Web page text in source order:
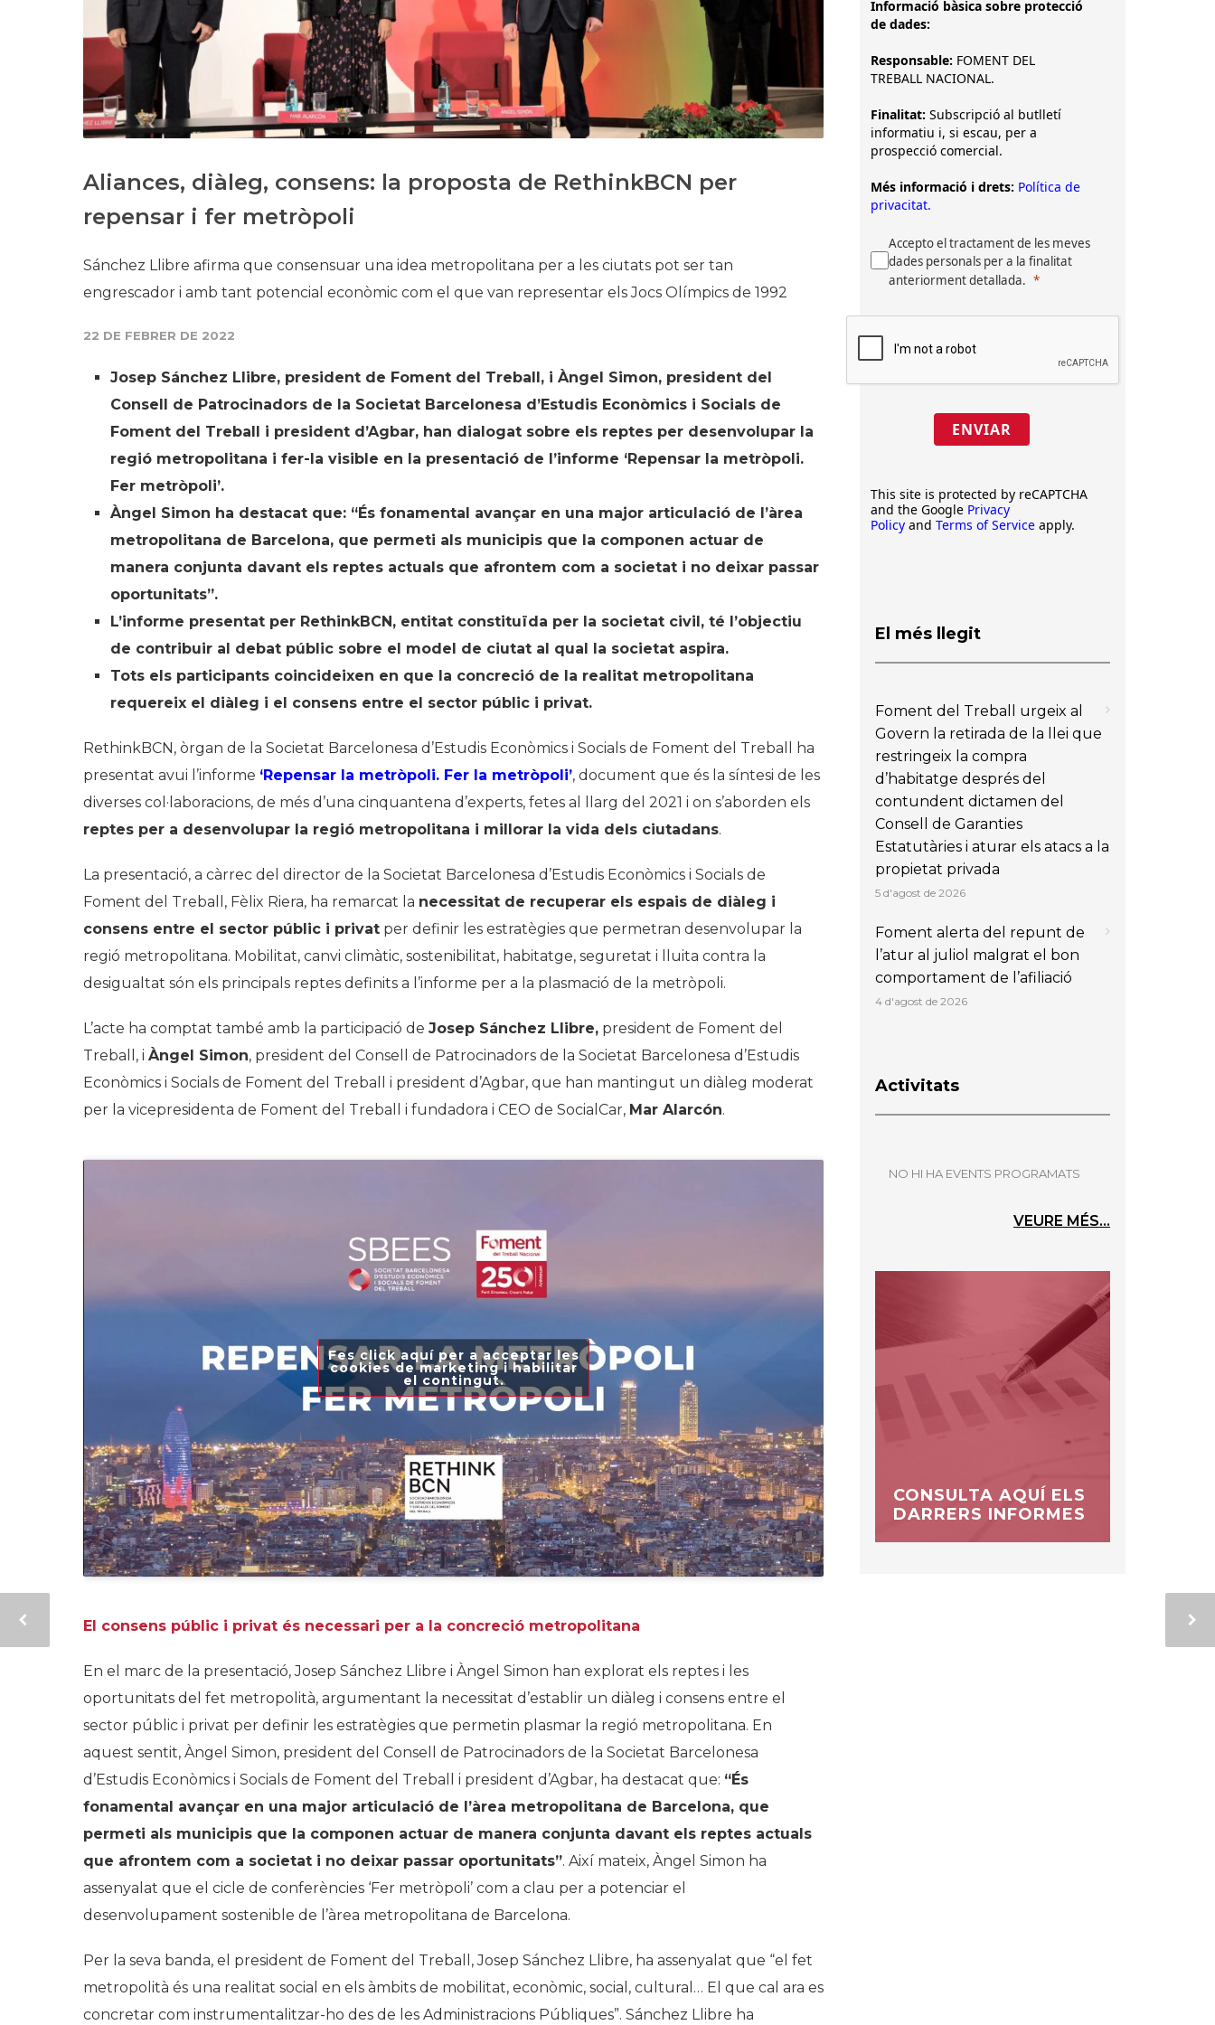
Història
Galeria de Presidents
Biblioteca Arxiu
Seu Social
Aliances, diàleg, consens: la proposta de RethinkBCN per
repensar i fer metròpoli
Sánchez Llibre afirma que consensuar una idea metropolitana per a les ciutats pot ser tan
engrescador i amb tant potencial econòmic com el que van representar els Jocs Olímpics de 1992
22 DE FEBRER DE 2022
Josep Sánchez Llibre, president de Foment del Treball, i Àngel Simon, president del
Consell de Patrocinadors de la Societat Barcelonesa d’Estudis Econòmics i Socials de
Foment del Treball i president d’Agbar, han dialogat sobre els reptes per desenvolupar la
regió metropolitana i fer-la visible en la presentació de l’informe ‘Repensar la metròpoli.
Fer metròpoli’.
Àngel Simon ha destacat que: “És fonamental avançar en una major articulació de l’àrea
metropolitana de Barcelona, que permeti als municipis que la componen actuar de
manera conjunta davant els reptes actuals que afrontem com a societat i no deixar passar
oportunitats”.
L’informe presentat per RethinkBCN, entitat constituïda per la societat civil, té l’objectiu
de contribuir al debat públic sobre el model de ciutat al qual la societat aspira.
Tots els participants coincideixen en que la concreció de la realitat metropolitana
requereix el diàleg i el consens entre el sector públic i privat.
RethinkBCN, òrgan de la Societat Barcelonesa d’Estudis Econòmics i Socials de Foment del Treball ha
presentat avui l’informe ‘Repensar la metròpoli. Fer la metròpoli’, document que és la síntesi de les
diverses col·laboracions, de més d’una cinquantena d’experts, fetes al llarg del 2021 i on s’aborden els
reptes per a desenvolupar la regió metropolitana i millorar la vida dels ciutadans.
La presentació, a càrrec del director de la Societat Barcelonesa d’Estudis Econòmics i Socials de
Foment del Treball, Fèlix Riera, ha remarcat la necessitat de recuperar els espais de diàleg i
consens entre el sector públic i privat per definir les estratègies que permetran desenvolupar la
regió metropolitana. Mobilitat, canvi climàtic, sostenibilitat, habitatge, seguretat i lluita contra la
desigualtat són els principals reptes definits a l’informe per a la plasmació de la metròpoli.
L’acte ha comptat també amb la participació de Josep Sánchez Llibre, president de Foment del
Treball, i Àngel Simon, president del Consell de Patrocinadors de la Societat Barcelonesa d’Estudis
Econòmics i Socials de Foment del Treball i president d’Agbar, que han mantingut un diàleg moderat
per la vicepresidenta de Foment del Treball i fundadora i CEO de SocialCar, Mar Alarcón.
Fes click aquí per a acceptar les
cookies de marketing i habilitar
el contingut.
El consens públic i privat és necessari per a la concreció metropolitana
En el marc de la presentació, Josep Sánchez Llibre i Àngel Simon han explorat els reptes i les
oportunitats del fet metropolità, argumentant la necessitat d’establir un diàleg i consens entre el
sector públic i privat per definir les estratègies que permetin plasmar la regió metropolitana. En
aquest sentit, Àngel Simon, president del Consell de Patrocinadors de la Societat Barcelonesa
d’Estudis Econòmics i Socials de Foment del Treball i president d’Agbar, ha destacat que: “És
fonamental avançar en una major articulació de l’àrea metropolitana de Barcelona, que
permeti als municipis que la componen actuar de manera conjunta davant els reptes actuals
que afrontem com a societat i no deixar passar oportunitats”. Així mateix, Àngel Simon ha
assenyalat que el cicle de conferències ‘Fer metròpoli’ com a clau per a potenciar el
desenvolupament sostenible de l’àrea metropolitana de Barcelona.
Per la seva banda, el president de Foment del Treball, Josep Sánchez Llibre, ha assenyalat que “el fet
metropolità és una realitat social en els àmbits de mobilitat, econòmic, social, cultural… El que cal ara es
concretar com instrumentalitzar-ho des de les Administracions Públiques”. Sánchez Llibre ha
Informació bàsica sobre protecció
de dades:
Responsable: FOMENT DEL
TREBALL NACIONAL.
Finalitat: Subscripció al butlletí
informatiu i, si escau, per a
prospecció comercial.
Més informació i drets: Política de
privacitat.
Accepto el tractament de les meves
dades personals per a la finalitat
anteriorment detallada.
ENVIAR
This site is protected by reCAPTCHA
and the Google Privacy
Policy and Terms of Service apply.
El més llegit
Foment del Treball urgeix al
Govern la retirada de la llei que
restringeix la compra
d’habitatge després del
contundent dictamen del
Consell de Garanties
Estatutàries i aturar els atacs a la
propietat privada
5 d'agost de 2026
Foment alerta del repunt de
l’atur al juliol malgrat el bon
comportament de l’afiliació
4 d'agost de 2026
Activitats
NO HI HA EVENTS PROGRAMATS
VEURE MÉS...
CONSULTA AQUÍ ELS
DARRERS INFORMES